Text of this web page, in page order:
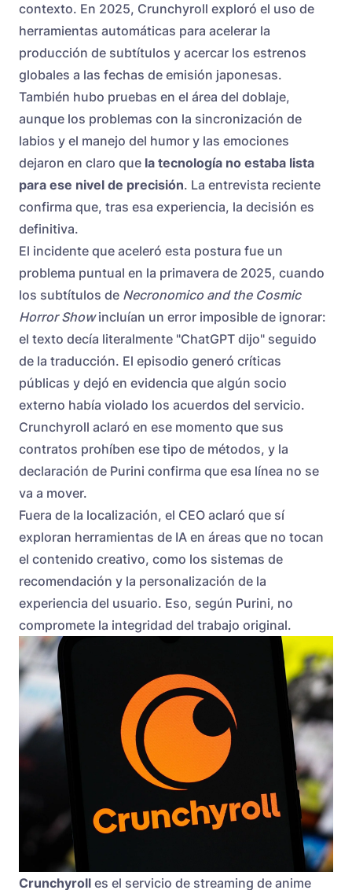
contexto. En 2025, Crunchyroll exploró el uso de
herramientas automáticas para acelerar la
producción de subtítulos y acercar los estrenos
globales a las fechas de emisión japonesas.
También hubo pruebas en el área del doblaje,
aunque los problemas con la sincronización de
labios y el manejo del humor y las emociones
dejaron en claro que la tecnología no estaba lista
para ese nivel de precisión. La entrevista reciente
confirma que, tras esa experiencia, la decisión es
definitiva.
El incidente que aceleró esta postura fue un
problema puntual en la primavera de 2025, cuando
los subtítulos de Necronomico and the Cosmic
Horror Showincluían un error imposible de ignorar:
el texto decía literalmente "ChatGPT dijo" seguido
de la traducción. El episodio generó críticas
públicas y dejó en evidencia que algún socio
externo había violado los acuerdos del servicio.
Crunchyroll aclaró en ese momento que sus
contratos prohíben ese tipo de métodos, y la
declaración de Purini confirma que esa línea no se
va a mover.
Fuera de la localización, el CEO aclaró que sí
exploran herramientas de IA en áreas que no tocan
el contenido creativo, como los sistemas de
recomendación y la personalización de la
experiencia del usuario. Eso, según Purini, no
compromete la integridad del trabajo original.
Crunchyroll es el servicio de streaming de anime